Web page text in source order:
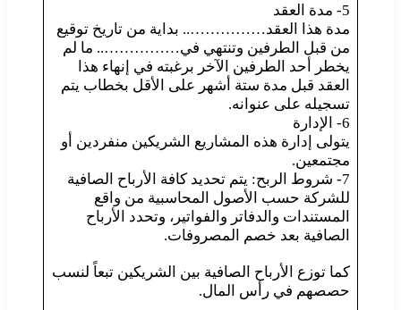
5- مدة العقد
مدة هذا العقد…………….. بداية من تاريخ توقيع
من قبل الطرفين وتنتهي في…………….. ما لم
يخطر أحد الطرفين الآخر برغبته في إنهاء هذا
العقد قبل مدة ستة أشهر على الأقل بخطاب يتم
تسجيله على عنوانه.
6- الإدارة
يتولى إدارة هذه المشاريع الشريكين منفردين أو
مجتمعين.
7- شروط الربح: يتم تحديد كافة الأرباح الصافية
للشركة حسب الأصول المحاسبية من واقع
المستندات والدفاتر والفواتير، وتحدد الأرباح
الصافية بعد خصم المصروفات.
كما توزع الأرباح الصافية بين الشريكين تبعاً لنسب
حصصهم في رأس المال.